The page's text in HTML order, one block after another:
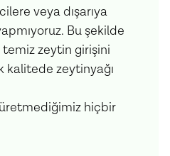
Naturel Sızma Zeytinyağı,
Sıkım Naturel Sızma
veya dışarıya
Bu şekilde
zeytin girişini
kalitede zeytinyağı
hiçbir